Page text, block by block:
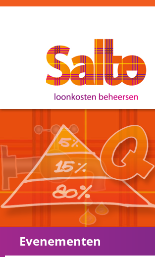
Evenementen